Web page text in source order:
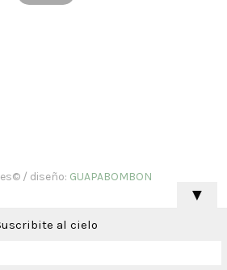
/ diseño: GUAPABOMBON
▼
al cielo